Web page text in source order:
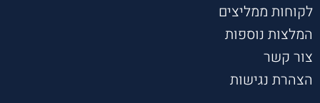
לקוחות ממליצים
המלצות נוספות
צור קשר
הצהרת נגישות